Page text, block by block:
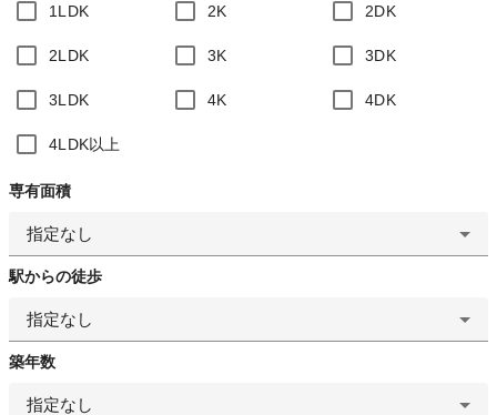
1LDK 2K 2DK
2LDK 3K 3DK
3LDK 4K 4DK
4LDK以上
専有面積
指定なし
駅からの徒歩
指定なし
築年数
指定なし